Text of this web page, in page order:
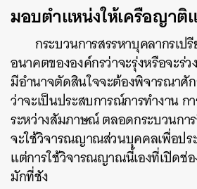
มอบตำแหน่งให้เครือญาติ
กระบวนการสรรหาบุคลากรเป
อนาคตขององค์กรว่าจะรุ่งหรือจะร่
มีอำนาจตัดสินใจจะต้องพิจารณาศั
ว่าจะเป็นประสบการณ์การทำงาน
ระหว่างสัมภาษณ์ ตลอดกระบวนกา
จะใช้วิจารณญาณส่วนบุคคลเพื่อปร
แต่การใช้วิจารณญาณนี้เองที่เปิดช่อ
มักที่ชัง